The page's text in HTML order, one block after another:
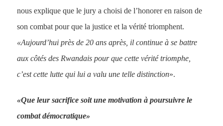
nous explique que le jury a choisi de l’honorer en raison de
son combat pour que la justice et la vérité triomphent.
«Aujourd’hui près de 20 ans après, il continue à se battre
aux côtés des Rwandais pour que cette vérité triomphe,
c’est cette lutte qui lui a valu une telle distinction».
«Que leur sacrifice soit une motivation à poursuivre le
combat démocratique»